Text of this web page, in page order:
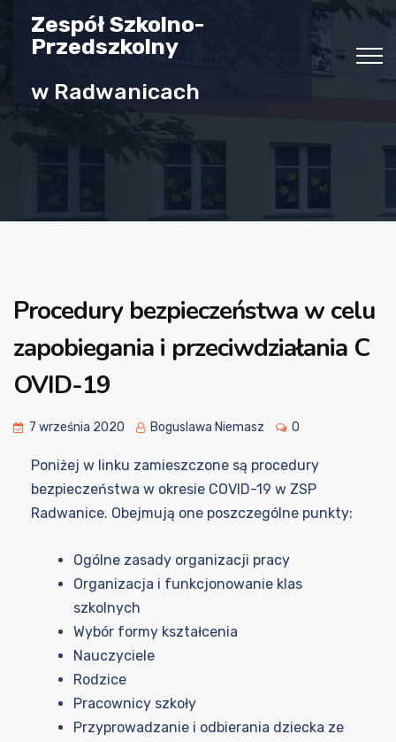
Zespół Szkolno-
Przedszkolny
w Radwanicach
Procedury bezpieczeństwa w celu
zapobiegania i przeciwdziałania C
OVID-19
7 września 2020 Boguslawa Niemasz 0
Poniżej w linku zamieszczone są procedury
bezpieczeństwa w okresie COVID-19 w ZSP
Radwanice. Obejmują one poszczególne punkty:
Ogólne zasady organizacji pracy
Organizacja i funkcjonowanie klas
szkolnych
Wybór formy kształcenia
Nauczyciele
Rodzice
Pracownicy szkoły
Przyprowadzanie i odbierania dziecka ze